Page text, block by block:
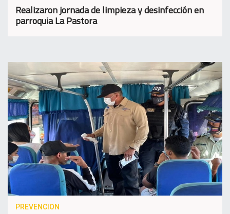
Realizaron jornada de limpieza y desinfección en
parroquia La Pastora
PREVENCION